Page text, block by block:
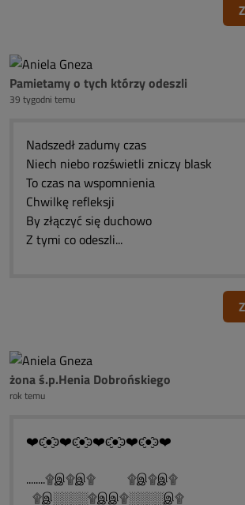
Pamietamy o tych którzy odeszli
39 tygodni temu
Nadszedł zadumy czas
Niech niebo rozświetli zniczy blask
To czas na wspomnienia
Chwilkę refleksji
By złączyć się duchowo
Z tymi co odeszli...
żona ś.p.Henia Dobrońskiego
rok temu
❤️ͼ̮̑●̮̑ͽ❤️ͼ̮̑●̮̑ͽ❤️ͼ̮̑●̮̑ͽ❤️ͼ̮̑●̮̑ͽ❤️
........۩இ۩இ۩ ۩இ۩இ۩
۩இ░░░░۩இஇ۩░░░░இ۩